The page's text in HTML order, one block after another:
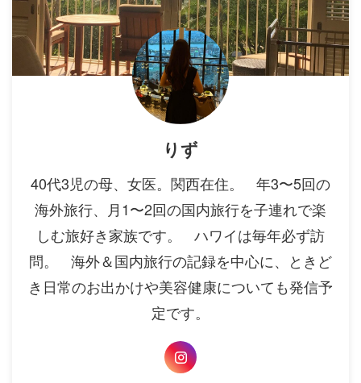
りず
40代3児の母、女医。関西在住。 年3〜5回の
海外旅行、月1〜2回の国内旅行を子連れで楽
しむ旅好き家族です。 ハワイは毎年必ず訪
問。 海外＆国内旅行の記録を中心に、ときど
き日常のお出かけや美容健康についても発信予
定です。